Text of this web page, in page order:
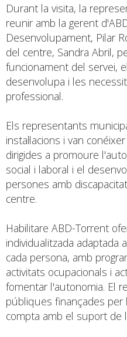
Durant la visita, la
reunir amb la gerent
Desenvolupament, Pilar
del centre, Sandra Abril,
funcionament del servei,
desenvolupa i les
professional.
Els representants
instal·lacions i van
dirigides a promoure
social i laboral i el
persones amb
centre.
Habilitare ABD-Torrent
individualitzada adaptada
cada persona, amb
activitats ocupacionals i
fomentar l'autonomia. El
públiques finançades per
compta amb el suport de